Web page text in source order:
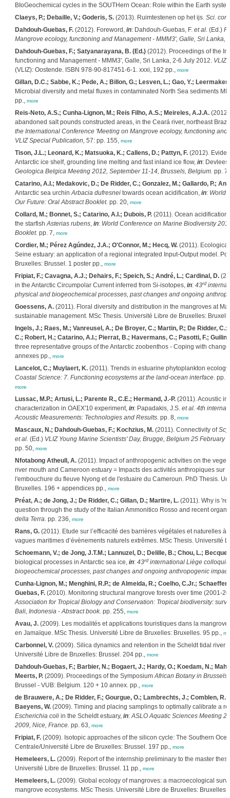
BIoGeochemical cycles in the SOUTHern Ocean: Role within the Earth
Claeys, P.; Debaille, V.; Goderis, S.(2013). Ruimtestenen op het ijs. Sci.
Dahdouh-Guebas, F.(2012). Foreword, in: Dahdouh-Guebas, F. et al. (Ed.)
Mangrove ecology, functioning and Management - MMM3', Galle, Sri Lanka,
Dahdouh-Guebas, F.; Satyanarayana, B. (Ed.)(2012). Proceedings of the
functioning and Management - MMM3', Galle, Sri Lanka, 2-6 July 2012. VLIZ
(VLIZ): Oostende. ISBN 978-90-817451-6-1. xxxi, 192 pp., more
Gillan, D.C.; Sabbe, K.; Pede, A.; Billon, G.; Lesven, L.; Gao, Y.;
Microbial diversity and metal fluxes in contaminated North Sea sediments
pp., more
Reis-Neto, A.S.; Cunha-Lignon, M.; Reis Filho, A.S.; Meireles, A.J.A.
abandoned salt pounds constructed areas, in the Ceará river, northeast
the International Conference 'Meeting on Mangrove ecology, functioning
VLIZ Special Publication, 57: pp. 155, more
Tison, J.L.; Leonard, K.; Matsuoka, K.; Callens, D.; Pattyn, F.(2012).
Antarctic ice shelf, grounding line melting and fast inland ice flow, in:
Geologica Belgica Meeting 2012, September 11-14, Brussels, Belgium. pp.
Catarino, A.I.; Medakovic, D.; De Ridder, C.; Gonzalez, M.; Gallardo, P.;
Antarctic sea urchinArbacia dufresneitowards ocean acidification, in: World
Our Future: Oral Abstract Booklet. pp. 20, more
Collard, M.; Bonnet, S.; Catarino, A.I.; Dubois, P.(2011). Ocean acidification
the starfishAsterias rubens, in: World Conference on Marine Biodiversity
Booklet. pp. 7, more
Cordier, M.; Pérez Agúndez, J.A.; O'Connor, M.; Hecq, W.(2011).
Seine estuary: an application of a regional integrated Input-Output model.
Bruxelles: Brussel. 1 poster pp., more
Fripiat, F.; Cavagna, A.J.; Dehairs, F.; Speich, S.; André, L.; Cardinal, D.
in the Antarctic Circumpolar Current inferred from Si-isotopes, in: 43rd
physical and biogeochemical processes, past changes and ongoing
Goessens, A.(2011). Floral diversity and distribution in the mangroves at
sustainable management. MSc Thesis. Université Libre de Bruxelles:
Ingels, J.; Raes, M.; Vanreusel, A.; De Broyer, C.; Martin, P.; De Ridder, C.;
C.; Robert, H.; Catarino, A.I.; Pierrat, B.; Havermans, C.; Pasotti, F.;
three representative groups of the Antarctic zoobenthos - Coping with
annexes pp., more
Lancelot, C.; Muylaert, K.(2011). Trends in estuarine phytoplankton
Coastal Science: 7. Functioning ecosystems at the land-ocean interface. pp.
more
Lussac, M.P.; Artusi, L.; Parente R., C.E.; Hermand, J.-P.(2011). Acoustic
characterization in OAEX'10 experiment, in: Papadakis, J.S. et al. 4th
Acoustic Measurements: Technologies and Results. pp. 8, more
Mascaux, N.; Dahdouh-Guebas, F.; Kochzius, M.(2011). Connectivity of
et al. (Ed.) VLIZ Young Marine Scientists' Day, Brugge, Belgium 25 February
pp. 50, more
Nfotabong Atheull, A.(2011). Impact of anthropogenic activities on the
river mouth and Cameroon estuary = Impacts des activités anthropiques sur
l'embouchure du fleuve Nyong et de l'estuaire du Cameroun. PhD Thesis.
Bruxelles. 196 + appendices pp., more
Préat, A.; de Jong, J.; De Ridder, C.; Gillan, D.; Martire, L.(2011). Why is
question through the study of the Italian Ammonitico Rosso and recent
della Terra. pp. 236, more
Rans, G.(2011). Etude sur l’efficacité des barrières végétales et naturelles à
vagues maritimes d’évènements naturels extrêmes. MSc Thesis. Université
Schoemann, V.; de Jong, J.T.M.; Lannuzel, D.; Delille, B.; Chou, L.;
biological processes in Antarctic sea ice, in: 43rdinternational Liège
biogeochemical processes, past changes and ongoing anthropogenic
Cunha-Lignon, M.; Menghini, R.P.; de Almeida, R.; Coelho, C.Jr.;
Guebas, F.(2010). Monitoring structural mangrove forests over time (2001-
Association for Tropical Biology and Conservation: Tropical biodiversity:
Bali, Indonesia - Abstract book. pp. 255, more
Avau, J.(2009). Les modalités et applications touristiques dans la
en Jamaïque. MSc Thesis. Université Libre de Bruxelles: Bruxelles. 95 pp.,
Carbonnel, V.(2009). Silica dynamics and retention in the Scheldt tidal river
Université Libre de Bruxelles: Brussel. 204 pp., more
Dahdouh-Guebas, F.; Barbier, N.; Bogaert, J.; Hardy, O.; Koedam, N.;
Meerts, P.(2009). Proceedings of the SymposiumAfrican Botany in Brussels
Brussel - VUB: Belgium. 120 + 10 annex. pp., more
de Brauwere, A.; De Ridder, F.; Gourgue, O.; Lambrechts, J.; Comblen,
Baeyens, W.(2009). Timing and placing samplings to optimally calibrate a
Escherichia coliin the Scheldt estuary, in:ASLO Aquatic Sciences Meeting
2009, Nice, France. pp. 63, more
Fripiat, F.(2009). Isotopic approaches of the silicon cycle: The Southern
Centrale/Université Libre de Bruxelles: Brussel. 197 pp., more
Hemeleers, L.(2009). Report of the internship preliminary to the master
Université Libre de Bruxelles: Brussel. 11 pp., more
Hemeleers, L.(2009). Global ecology of mangroves: a macroecological
mangrove ecosystems. MSc Thesis. Université Libre de Bruxelles: Bruxelles.